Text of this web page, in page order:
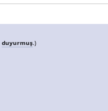
duyurmuş.)